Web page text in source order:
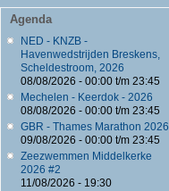
Agenda
NED - KNZB -
Havenwedstrijden Breskens,
Scheldestroom, 2026
08/08/2026 - 00:00t/m 23:45
Mechelen - Keerdok - 2026
08/08/2026 - 00:00t/m 23:45
GBR - Thames Marathon 2026
09/08/2026 - 00:00t/m 23:45
Zeezwemmen Middelkerke
2026 #2
11/08/2026 - 19:30